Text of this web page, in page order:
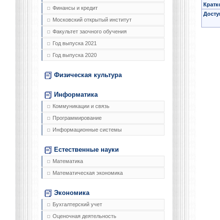
Финансы и кредит
Московский открытый институт
Факультет заочного обучения
Год выпуска 2021
Год выпуска 2020
Физическая культура
Информатика
Коммуникации и связь
Программирование
Информационные системы
Естественные науки
Математика
Математическая экономика
Экономика
Бухгалтерский учет
Оценочная деятельность